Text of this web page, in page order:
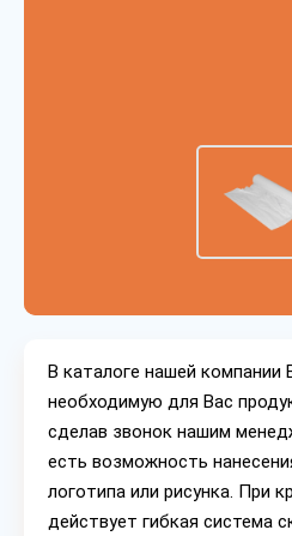
В каталоге нашей
необходимую для Вас
сделав звонок нашим
есть возможность
логотипа или рисунка. При
действует гибкая система